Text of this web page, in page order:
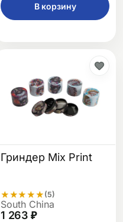
В корзину
Гриндер Mix Print
★★★★★ (5)
South China
1 263 ₽